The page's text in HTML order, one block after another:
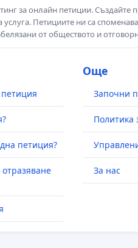
за онлайн петиции. Създайте
Петициите ни са
от обществото и
петиция?
Още
Започни
Политика
За нас